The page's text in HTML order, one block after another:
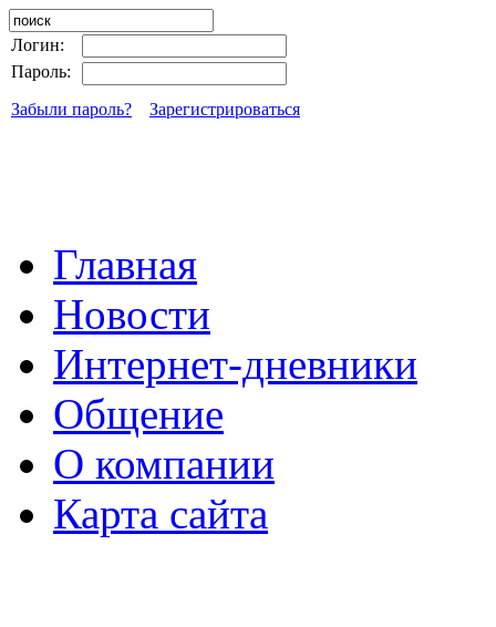
Логин:
Пароль:
Забыли пароль?
Зарегистрироваться
Главная
Новости
Интернет-дневники
Общение
О компании
Карта сайта